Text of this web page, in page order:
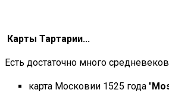
Карты Тартарии...
Есть достаточно много
карта Московии 1525 года "